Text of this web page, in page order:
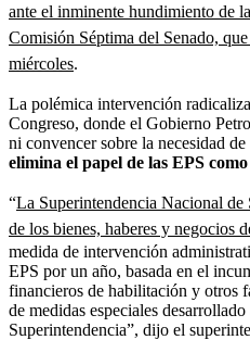
ante el inminente hundimiento de
Comisión Séptima del Senado,
miércoles.
La polémica intervención
Congreso, donde el Gobierno
ni convencer sobre la necesidad
elimina el papel de las EPS
“La Superintendencia Nacional de
de los bienes, haberes y negocios
medida de intervención
EPS por un año, basada en el
financieros de habilitación y otros
de medidas especiales
Superintendencia”, dijo el